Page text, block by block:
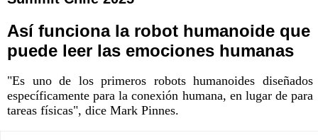
Así funciona la robot humanoide que
puede leer las emociones humanas
"Es uno de los primeros robots humanoides diseñados
específicamente para la conexión humana, en lugar de para
tareas físicas", dice Mark Pinnes.